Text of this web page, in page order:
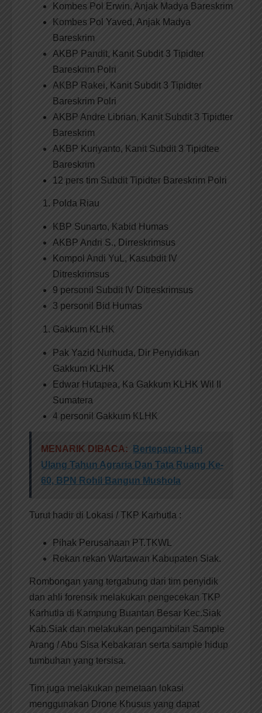
Kombes Pol Erwin, Anjak Madya Bareskrim
Kombes Pol Yaved, Anjak Madya
Bareskrim
AKBP Pandit, Kanit Subdit 3 Tipidter
Bareskrim Polri
AKBP Rakei, Kanit Subdit 3 Tipidter
Bareskrim Polri
AKBP Andre Librian, Kanit Subdit 3 Tipidter
Bareskrim
AKBP Kuriyanto, Kanit Subdit 3 Tipidtee
Bareskrim
12 pers tim Subdit Tipidter Bareskrim Polri
Polda Riau
KBP Sunarto, Kabid Humas
AKBP Andri S., Dirreskrimsus
Kompol Andi YuL, Kasubdit IV
Ditreskrimsus
9 personil Subdit IV Ditreskrimsus
3 personil Bid Humas
Gakkum KLHK
Pak Yazid Nurhuda, Dir Penyidikan
Gakkum KLHK
Edwar Hutapea, Ka Gakkum KLHK Wil II
Sumatera
4 personil Gakkum KLHK
MENARIK DIBACA:
Bertepatan Hari
Ulang Tahun Agraria Dan Tata Ruang Ke-
60, BPN Rohil Bangun Mushola
Turut hadir di Lokasi / TKP Karhutla :
Pihak Perusahaan PT.TKWL
Rekan rekan Wartawan Kabupaten Siak.
Rombongan yang tergabung dari tim penyidik
dan ahli forensik melakukan pengecekan TKP
Karhutla di Kampung Buantan Besar Kec.Siak
Kab.Siak dan melakukan pengambilan Sample
Arang / Abu Sisa Kebakaran serta sample hidup
tumbuhan yang tersisa.
Tim juga melakukan pemetaan lokasi
menggunakan Drone Khusus yang dapat